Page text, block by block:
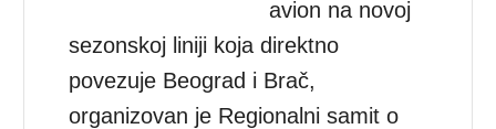
avion na novoj
sezonskoj liniji koja direktno
povezuje Beograd i Brač,
organizovan je Regionalni samit o